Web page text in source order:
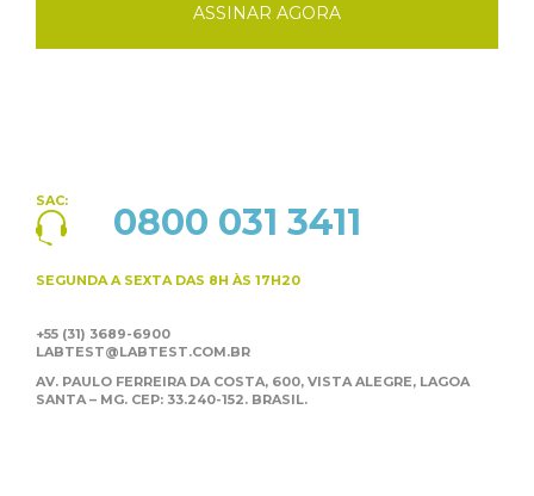
ASSINAR AGORA
SAC: 0800 031 3411
SEGUNDA A SEXTA DAS 8H ÀS 17H20
+55 (31) 3689-6900
LABTEST@LABTEST.COM.BR
AV. PAULO FERREIRA DA COSTA, 600, VISTA ALEGRE, LAGOA
SANTA – MG. CEP: 33.240-152. BRASIL.